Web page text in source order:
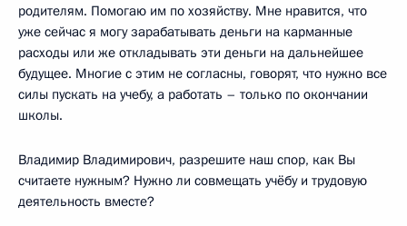
родителям. Помогаю им по хозяйству. Мне нравится, что
уже сейчас я могу зарабатывать деньги на карманные
расходы или же откладывать эти деньги на дальнейшее
будущее. Многие с этим не согласны, говорят, что нужно все
силы пускать на учебу, а работать – только по окончании
школы.
Владимир Владимирович, разрешите наш спор, как Вы
считаете нужным? Нужно ли совмещать учёбу и трудовую
деятельность вместе?